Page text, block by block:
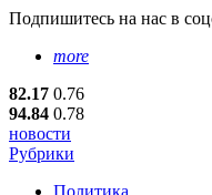
Подпишитесь на нас в
more
82.17 0.76
94.84 0.78
новости
Рубрики
Политика